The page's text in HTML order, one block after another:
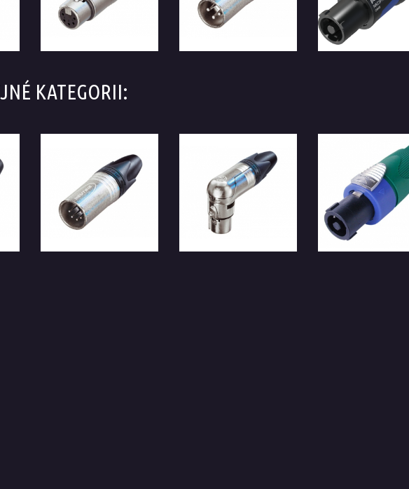
KATEGORII: